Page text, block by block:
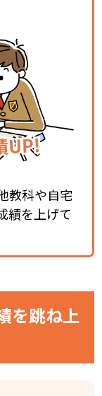
教科や自宅
績を上げて
を跳ね上